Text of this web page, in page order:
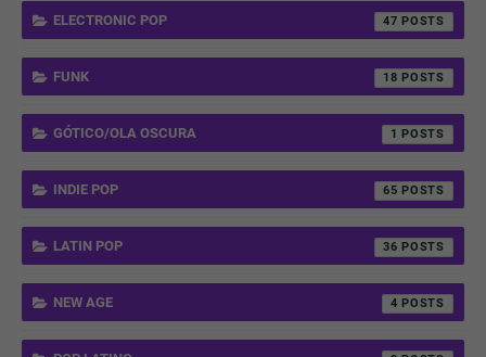
ELECTRONIC POP 47
FUNK 18
GÓTICO/OLA OSCURA 1
INDIE POP 65
LATIN POP 36
NEW AGE 4